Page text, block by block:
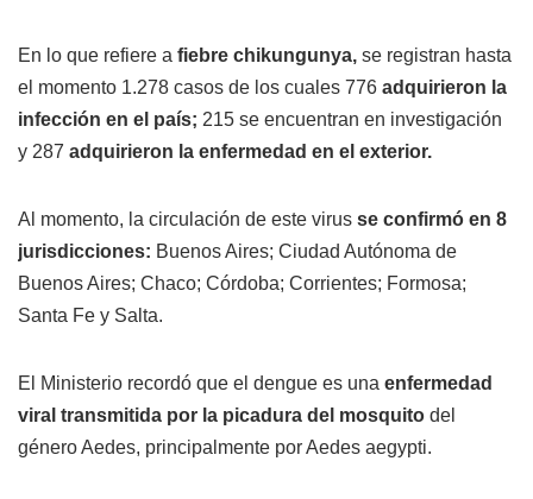
En lo que refiere a fiebre chikungunya, se registran hasta
el momento 1.278 casos de los cuales 776 adquirieron la
infección en el país; 215 se encuentran en investigación
y 287 adquirieron la enfermedad en el exterior.
Al momento, la circulación de este virus se confirmó en 8
jurisdicciones: Buenos Aires; Ciudad Autónoma de
Buenos Aires; Chaco; Córdoba; Corrientes; Formosa;
Santa Fe y Salta.
El Ministerio recordó que el dengue es una enfermedad
viral transmitida por la picadura del mosquito del
género Aedes, principalmente por Aedes aegypti.